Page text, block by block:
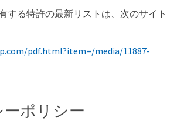
する特許の最新リストは、次のサイト
pdf.html?item=/media/11887-
ポリシー